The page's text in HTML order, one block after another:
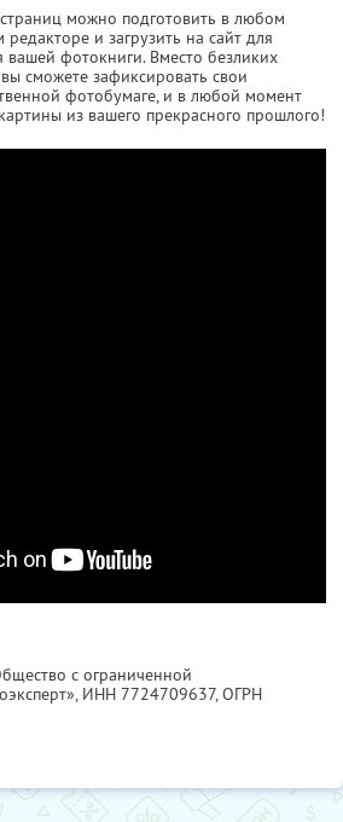
можно подготовить в любом
и загрузить на сайт для
вашей фотокниги. Вместо безликих
сможете зафиксировать свои
фотобумаге, и в любой момент
из вашего прекрасного прошлого!
с ограниченной
ИНН 7724709637, ОГРН